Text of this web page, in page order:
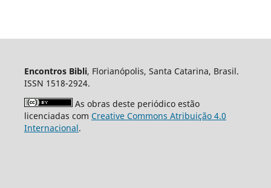
Encontros Bibli, Florianópolis, Santa Catarina, Brasil.
ISSN 1518-2924.
As obras deste periódico estão
licenciadas com Creative Commons Atribuição 4.0
Internacional.